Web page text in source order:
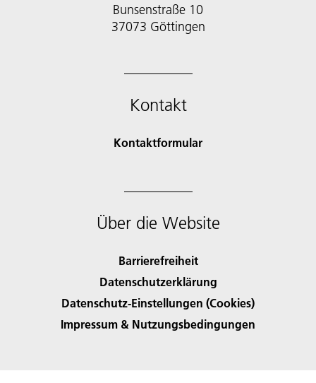
Bunsenstraße 10
37073 Göttingen
Kontakt
Kontaktformular
Über die Website
Barrierefreiheit
Datenschutzerklärung
Datenschutz-Einstellungen (Cookies)
Impressum & Nutzungsbedingungen